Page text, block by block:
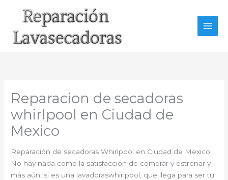
Reparacion de secadoras
whirlpool en Ciudad de
Mexico
Reparación de secadoras Whirlpool en Ciudad de Mexico:
No hay nada como la satisfacción de comprar y estrenar y
más aún, si es una lavadoraswhirlpool, que llega para ser tu